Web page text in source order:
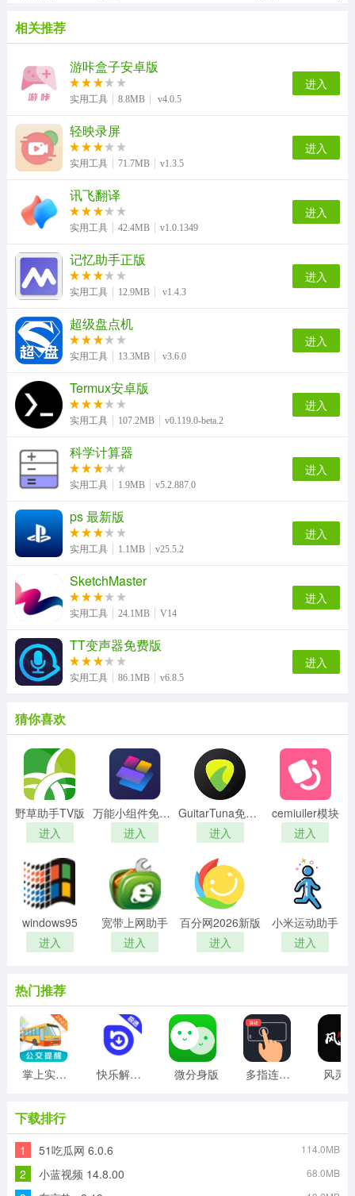
相关推荐
游咔盒子安卓版
实用工具 8.8MB v4.0.5
进入
轻映录屏
实用工具 71.7MB v1.3.5
进入
讯飞翻译
实用工具 42.4MB v1.0.1349
进入
记忆助手正版
实用工具 12.9MB v1.4.3
进入
超级盘点机
实用工具 13.3MB v3.6.0
进入
Termux安卓版
实用工具 107.2MB v0.119.0-beta.2
进入
科学计算器
实用工具 1.9MB v5.2.887.0
进入
ps 最新版
实用工具 1.1MB v25.5.2
进入
SketchMaster
实用工具 24.1MB V14
进入
TT变声器免费版
实用工具 86.1MB v6.8.5
进入
猜你喜欢
野草助手TV版
进入
万能小组件免费版
进入
GuitarTuna免费版
进入
cemiuiler模块
进入
windows95
进入
宽带上网助手
进入
百分网2026新版
进入
小米运动助手
进入
热门推荐
掌上实时公交 快乐解锁版 微分身版 多指连点器 风灵
下载排行
1 51吃瓜网 6.0.6 114.0MB
2 小蓝视频 14.8.00 68.0MB